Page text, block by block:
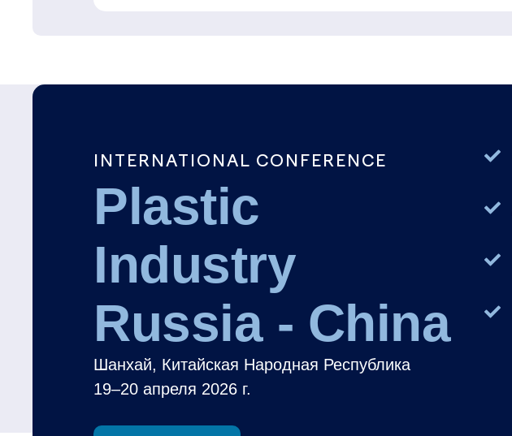
INTERNATIONAL CONFERENCE
Plastic
Industry
Russia - China
Шанхай, Китайская Народная Республика
19–20 апреля 2026 г.